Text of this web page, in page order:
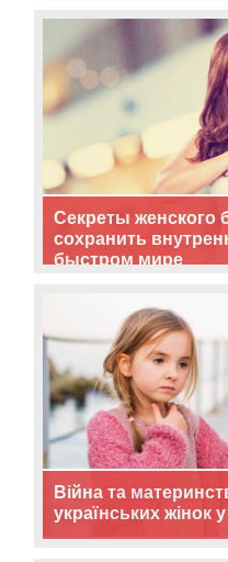
Секреты женского
сохранить
быстром мире
Війна та
українських жінок